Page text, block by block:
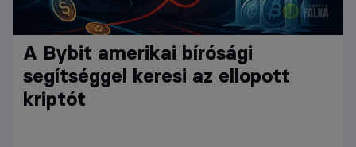
A Bybit amerikai bírósági
segítséggel keresi az ellopott
kriptót